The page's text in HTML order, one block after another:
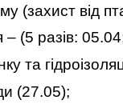
(захист від
– (5 разів:
та
(27.05);